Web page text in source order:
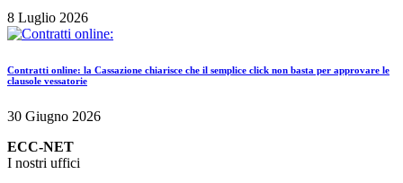
8 Luglio 2026
Contratti online: la Cassazione chiarisce che il semplice click non basta per approvare le
clausole vessatorie
30 Giugno 2026
ECC-NET
I nostri uffici